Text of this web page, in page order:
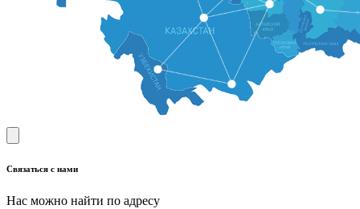
Связаться с нами
Нас можно найти по адресу